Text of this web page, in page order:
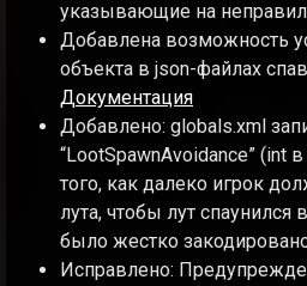
указывающие на
Добавлена возможность
объекта в json-файлах
Документация
Добавлено: globals.xml
“LootSpawnAvoidance” (int
того, как далеко игрок
лута, чтобы лут спаунился
было жестко
Исправлено: